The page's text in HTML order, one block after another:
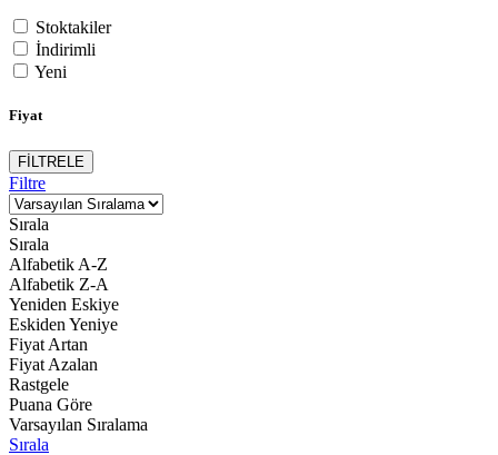
Stoktakiler
İndirimli
Yeni
Fiyat
FİLTRELE
Filtre
Sırala
Sırala
Alfabetik A-Z
Alfabetik Z-A
Yeniden Eskiye
Eskiden Yeniye
Fiyat Artan
Fiyat Azalan
Rastgele
Puana Göre
Varsayılan Sıralama
Sırala